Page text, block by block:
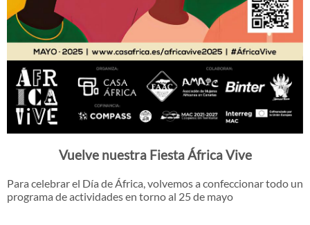
Vuelve nuestra Fiesta África Vive
Para celebrar el Día de África, volvemos a confeccionar todo un
programa de actividades en torno al 25 de mayo